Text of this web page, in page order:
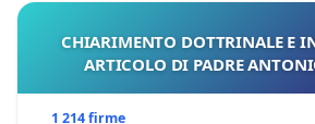
CHIARIMENTO DOTTRINALE E
ARTICOLO DI PADRE
1 214 firme